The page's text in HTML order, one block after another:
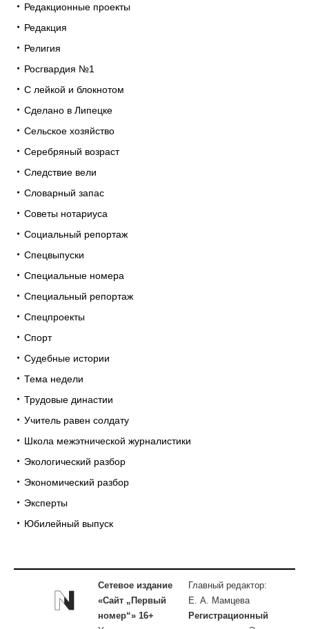
Редакционные проекты
Редакция
Религия
Росгвардия №1
С лейкой и блокнотом
Сделано в Липецке
Сельское хозяйство
Серебряный возраст
Следствие вели
Словарный запас
Советы нотариуса
Социальный репортаж
Спецвыпуски
Специальные номера
Специальный репортаж
Спецпроекты
Спорт
Судебные истории
Тема недели
Трудовые династии
Учитель равен солдату
Школа межэтнической журналистики
Экологический разбор
Экономический разбор
Эксперты
Юбилейный выпуск
Сетевое издание
«Сайт „Первый
номер“» 16+
Главный редактор:
Е. А. Мамцева
Регистрационный